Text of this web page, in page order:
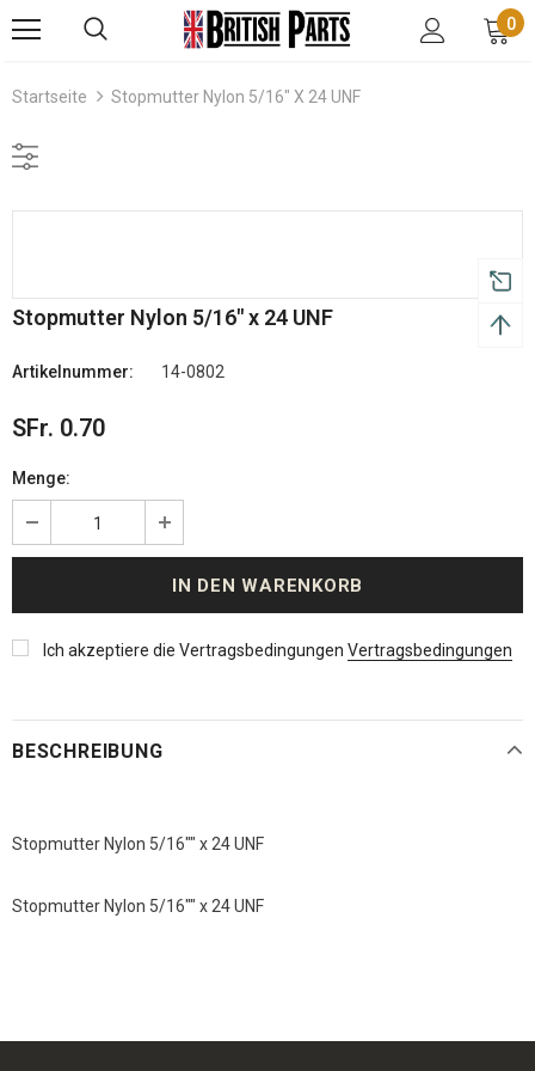
0
Startseite Stopmutter Nylon 5/16" X 24 UNF
Stopmutter Nylon 5/16" x 24 UNF
Artikelnummer: 14-0802
SFr. 0.70
Menge:
Ich akzeptiere die Vertragsbedingungen Vertragsbedingungen
BESCHREIBUNG
Stopmutter Nylon 5/16"" x 24 UNF
Stopmutter Nylon 5/16"" x 24 UNF